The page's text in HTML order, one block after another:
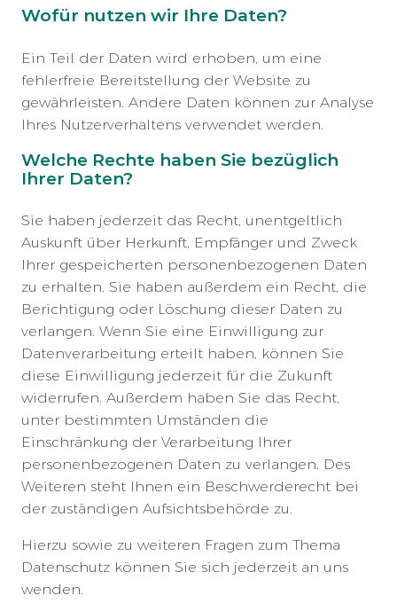
Wofür nutzen wir Ihre Daten?
Ein Teil der Daten wird erhoben, um eine
fehlerfreie Bereitstellung der Website zu
gewährleisten. Andere Daten können zur Analyse
Ihres Nutzerverhaltens verwendet werden.
Welche Rechte haben Sie bezüglich
Ihrer Daten?
Sie haben jederzeit das Recht, unentgeltlich
Auskunft über Herkunft, Empfänger und Zweck
Ihrer gespeicherten personenbezogenen Daten
zu erhalten. Sie haben außerdem ein Recht, die
Berichtigung oder Löschung dieser Daten zu
verlangen. Wenn Sie eine Einwilligung zur
Datenverarbeitung erteilt haben, können Sie
diese Einwilligung jederzeit für die Zukunft
widerrufen. Außerdem haben Sie das Recht,
unter bestimmten Umständen die
Einschränkung der Verarbeitung Ihrer
personenbezogenen Daten zu verlangen. Des
Weiteren steht Ihnen ein Beschwerderecht bei
der zuständigen Aufsichtsbehörde zu.
Hierzu sowie zu weiteren Fragen zum Thema
Datenschutz können Sie sich jederzeit an uns
wenden.